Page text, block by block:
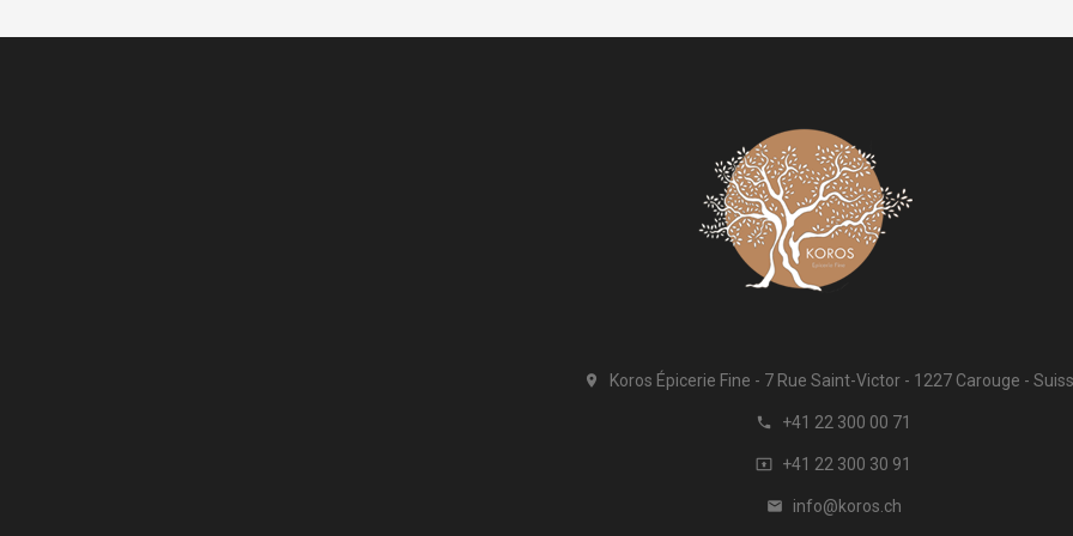
 Koros Épicerie Fine 7 Rue Saint-Victor 1227 Carouge
 +41 22 300 00 71
 +41 22 300 30 91
 info@koros.ch